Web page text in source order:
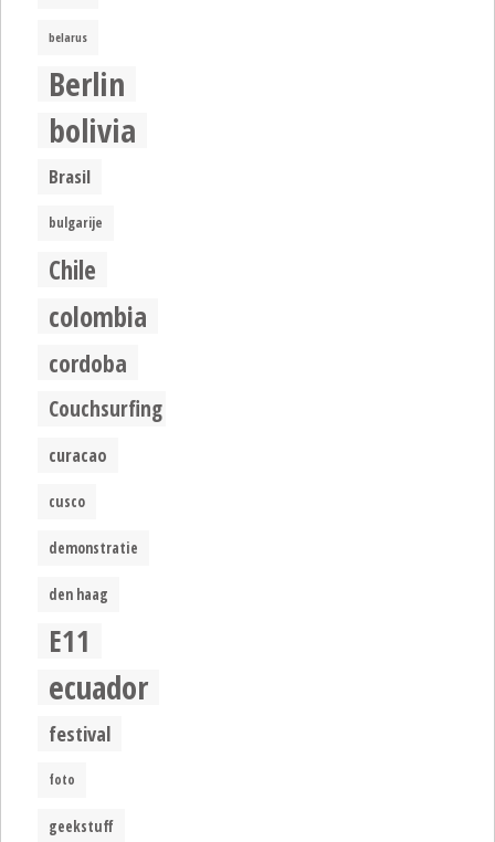
belarus
Berlin
bolivia
Brasil
bulgarije
Chile
colombia
cordoba
Couchsurfing
curacao
cusco
demonstratie
den haag
E11
ecuador
festival
foto
geekstuff